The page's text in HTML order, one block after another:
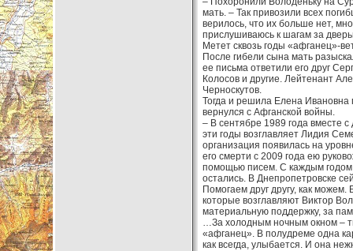
мать. – Так привозили всех
верилось, что их больше нет,
прислушиваюсь к шагам за
Метет сквозь годы «афганец»-
После гибели сына мать
ее письма ответили его друг
Колосов и другие. Лейтенант
Черноскутов.
Тогда и решила Елена Ивановна
вернулся с Афганской войны.
– В сентябре 1989 года вместе
эти годы возглавляет Лидия
организация появилась на
его смерти с 2009 года ею
помощью писем. С каждым годом
остались. В Днепропетровске
Помогаем друг другу, как
которые возглавляют Виктор
материальную поддержку, за
…За холодным ночным окном –
«афганец». В полудреме одна
как всегда, улыбается. И она